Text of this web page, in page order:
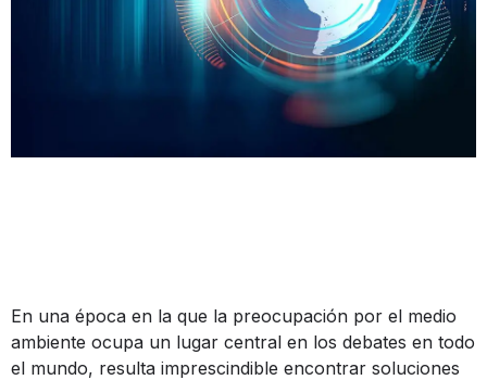
En una época en la que la preocupación por el medio
ambiente ocupa un lugar central en los debates en todo
el mundo, resulta imprescindible encontrar soluciones